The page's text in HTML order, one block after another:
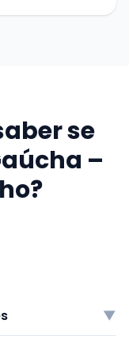
se
–
▼